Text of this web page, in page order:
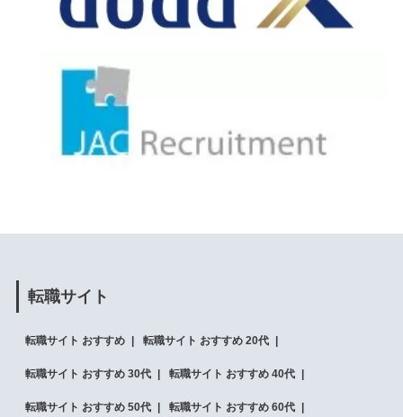
転職サイト
転職サイト おすすめ 転職サイト おすすめ 20代
転職サイト おすすめ 30代 転職サイト おすすめ 40代
転職サイト おすすめ 50代 転職サイト おすすめ 60代